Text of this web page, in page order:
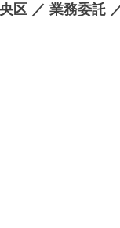
区 ／ 業務委託